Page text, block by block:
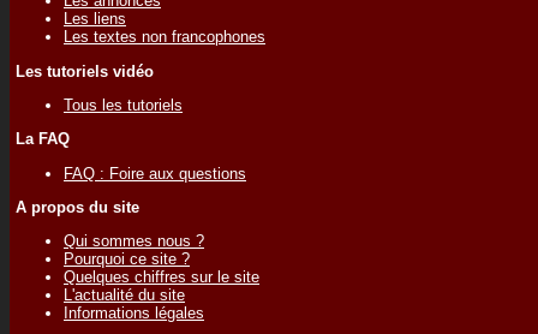
Les liens
Les textes non francophones
Les tutoriels vidéo
Tous les tutoriels
La FAQ
FAQ : Foire aux questions
A propos du site
Qui sommes nous ?
Pourquoi ce site ?
Quelques chiffres sur le site
L'actualité du site
Informations légales